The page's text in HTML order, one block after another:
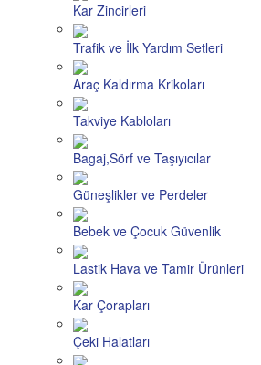
Kar Zincirleri
Trafik ve İlk Yardım Setleri
Araç Kaldırma Krikoları
Takviye Kabloları
Bagaj,Sörf ve Taşıyıcılar
Güneşlikler ve Perdeler
Bebek ve Çocuk Güvenlik
Lastik Hava ve Tamir Ürünleri
Kar Çorapları
Çeki Halatları